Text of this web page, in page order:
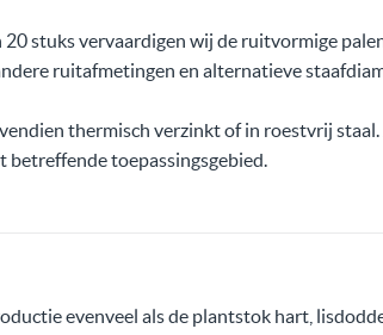
stuks vervaardigen wij de ruitvormige
ruitafmetingen en alternatieve
thermisch verzinkt of in roestvrij
betreffende toepassingsgebied.
evenveel als de plantstok hart,